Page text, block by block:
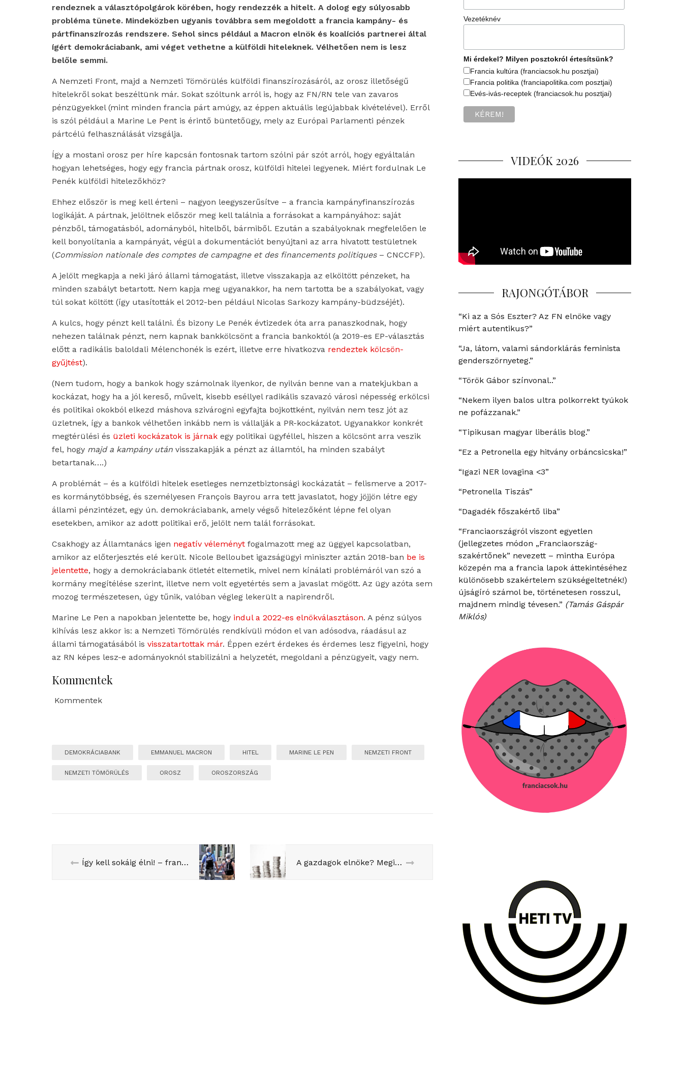
rendeznek a választópolgárok körében, hogy rendezzék a hitelt. A dolog egy súlyosabb
probléma tünete. Mindeközben ugyanis továbbra sem megoldott a francia kampány- és
pártfinanszírozás rendszere. Sehol sincs például a Macron elnök és koalíciós partnerei által
ígért demokráciabank, ami véget vethetne a külföldi hiteleknek. Vélhetően nem is lesz
belőle semmi.
A Nemzeti Front, majd a Nemzeti Tömörülés külföldi finanszírozásáról, az orosz illetőségű
hitelekről sokat beszéltünk már. Sokat szóltunk arról is, hogy az FN/RN tele van zavaros
pénzügyekkel (mint minden francia párt amúgy, az éppen aktuális legújabbak kivételével). Erről
is szól például a Marine Le Pent is érintő büntetőügy, mely az Európai Parlamenti pénzek
pártcélú felhasználását vizsgálja.
Így a mostani orosz per híre kapcsán fontosnak tartom szólni pár szót arról, hogy egyáltalán
hogyan lehetséges, hogy egy francia pártnak orosz, külföldi hitelei legyenek. Miért fordulnak Le
Penék külföldi hitelezőkhöz?
Ehhez először is meg kell érteni – nagyon leegyszerűsítve – a francia kampányfinanszírozás
logikáját. A pártnak, jelöltnek először meg kell találnia a forrásokat a kampányához: saját
pénzből, támogatásból, adományból, hitelből, bármiből. Ezután a szabályoknak megfelelően le
kell bonyolítania a kampányát, végül a dokumentációt benyújtani az arra hivatott testületnek
(Commission nationale des comptes de campagne et des financements politiques– CNCCFP).
A jelölt megkapja a neki járó állami támogatást, illetve visszakapja az elköltött pénzeket, ha
minden szabályt betartott. Nem kapja meg ugyanakkor, ha nem tartotta be a szabályokat, vagy
túl sokat költött (így utasították el 2012-ben például Nicolas Sarkozy kampány-büdzséjét).
A kulcs, hogy pénzt kell találni. És bizony Le Penék évtizedek óta arra panaszkodnak, hogy
nehezen találnak pénzt, nem kapnak bankkölcsönt a francia bankoktól (a 2019-es EP-választás
előtt a radikális baloldali Mélenchonék is ezért, illetve erre hivatkozva rendeztek kölcsön-
gyűjtést).
(Nem tudom, hogy a bankok hogy számolnak ilyenkor, de nyilván benne van a matekjukban a
kockázat, hogy ha a jól kereső, művelt, kisebb eséllyel radikális szavazó városi népesség erkölcsi
és politikai okokból elkezd máshova szivárogni egyfajta bojkottként, nyilván nem tesz jót az
üzletnek, így a bankok vélhetően inkább nem is vállalják a PR-kockázatot. Ugyanakkor konkrét
megtérülési és üzleti kockázatok is járnak egy politikai ügyféllel, hiszen a kölcsönt arra veszik
fel, hogy majd a kampány után visszakapják a pénzt az államtól, ha minden szabályt
betartanak….)
A problémát – és a külföldi hitelek esetleges nemzetbiztonsági kockázatát – felismerve a 2017-
es kormánytöbbség, és személyesen François Bayrou arra tett javaslatot, hogy jöjjön létre egy
állami pénzintézet, egy ún. demokráciabank, amely végső hitelezőként lépne fel olyan
esetekben, amikor az adott politikai erő, jelölt nem talál forrásokat.
Csakhogy az Államtanács igen negatív véleményt fogalmazott meg az üggyel kapcsolatban,
amikor az előterjesztés elé került. Nicole Belloubet igazságügyi miniszter aztán 2018-ban be is
jelentette, hogy a demokráciabank ötletét eltemetik, mivel nem kínálati problémáról van szó a
kormány megítélése szerint, illetve nem volt egyetértés sem a javaslat mögött. Az ügy azóta sem
mozog természetesen, úgy tűnik, valóban végleg lekerült a napirendről.
Marine Le Pen a napokban jelentette be, hogy indul a 2022-es elnökválasztáson. A pénz súlyos
kihívás lesz akkor is: a Nemzeti Tömörülés rendkívüli módon el van adósodva, ráadásul az
állami támogatásából is visszatartottak már. Éppen ezért érdekes és érdemes lesz figyelni, hogy
az RN képes lesz-e adományoknól stabilizálni a helyzetét, megoldani a pénzügyeit, vagy nem.
Kommentek
Kommentek
DEMOKRÁCIABANK EMMANUEL MACRON HITEL MARINE LE PEN NEMZETI FRONT
NEMZETI TÖMÖRÜLÉS OROSZ OROSZORSZÁG
Így kell sokáig élni! – francia tanmese A gazdagok elnöke? Megint itt a vita, okkal
Vezetéknév
Mi érdekel? Milyen posztokról értesítsünk?
Francia kultúra (franciacsok.hu posztjai)
Francia politika (franciapolitika.com posztjai)
Evés-ivás-receptek (franciacsok.hu posztjai)
VIDEÓK 2026
RAJONGÓTÁBOR
“Ki az a Sós Eszter? Az FN elnöke vagy
miért autentikus?”
“Ja, látom, valami sándorklárás feminista
genderszörnyeteg.”
“Török Gábor színvonal..”
“Nekem ilyen balos ultra polkorrekt tyúkok
ne pofázzanak.”
“Tipikusan magyar liberális blog.”
“Ez a Petronella egy hitvány orbáncsicska!”
“Igazi NER lovagina <3”
“Petronella Tiszás”
“Dagadék főszakértő liba”
“Franciaországról viszont egyetlen
(jellegzetes módon „Franciaország-
szakértőnek” nevezett – mintha Európa
közepén ma a francia lapok áttekintéséhez
különösebb szakértelem szükségeltetnék!)
újságíró számol be, történetesen rosszul,
majdnem mindig tévesen.” (Tamás Gáspár
Miklós)